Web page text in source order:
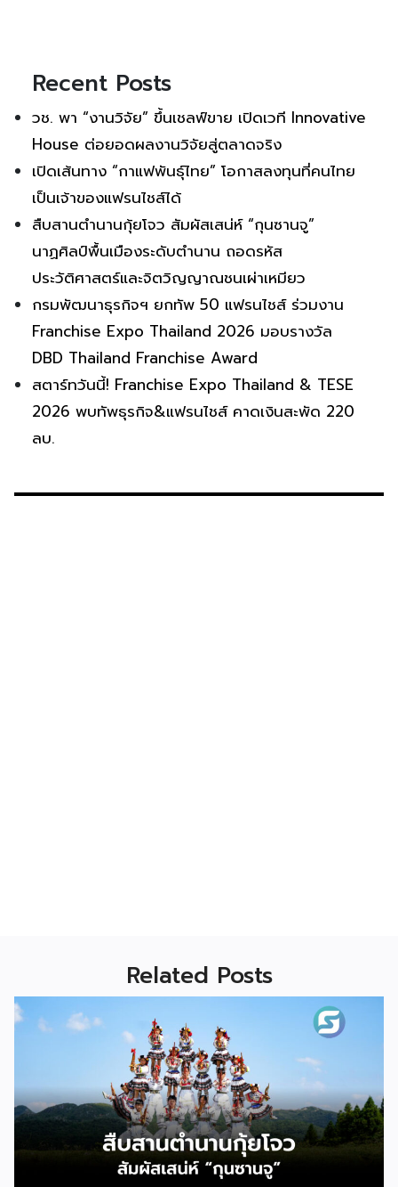
Recent Posts
วช. พา “งานวิจัย” ขึ้นเชลฟ์ขาย เปิดเวที Innovative
House ต่อยอดผลงานวิจัยสู่ตลาดจริง
เปิดเส้นทาง “กาแฟพันธุ์ไทย” โอกาสลงทุนที่คนไทย
เป็นเจ้าของแฟรนไชส์ได้
สืบสานตำนานกุ้ยโจว สัมผัสเสน่ห์ “กุนซานจู”
นาฏศิลป์พื้นเมืองระดับตำนาน ถอดรหัส
ประวัติศาสตร์และจิตวิญญาณชนเผ่าเหมียว
กรมพัฒนาธุรกิจฯ ยกทัพ 50 แฟรนไชส์ ร่วมงาน
Franchise Expo Thailand 2026 มอบรางวัล
DBD Thailand Franchise Award
สตาร์ทวันนี้! Franchise Expo Thailand & TESE
2026 พบทัพธุรกิจ&แฟรนไชส์ คาดเงินสะพัด 220
ลบ.
Related Posts